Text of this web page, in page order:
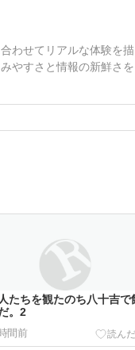
わせてリアルな体験を描
やすさと情報の新鮮さを
たちを観たのち八十吉で
。2
間前